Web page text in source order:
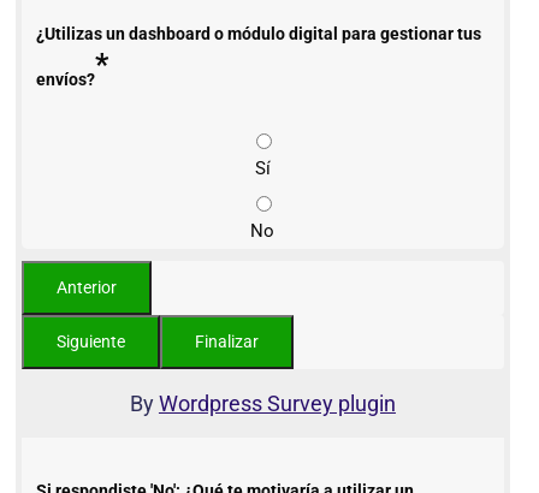
¿Utilizas un dashboard o módulo digital para gestionar tus
envíos?*
Sí
No
ByWordpress Survey plugin